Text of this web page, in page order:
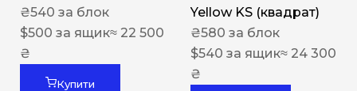
₴540 за блок
$500 за ящик≈ 22 500
₴
Купити
Yellow KS (квадрат)
₴580 за блок
$540 за ящик≈ 24 300
₴